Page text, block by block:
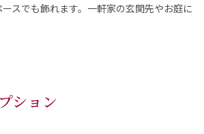
スでも飾れます。一軒家の玄関先やお庭に
ション